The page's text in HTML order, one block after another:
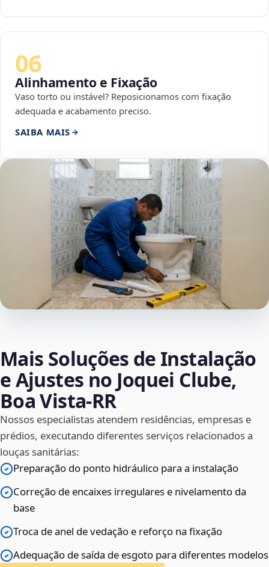
06
Alinhamento e Fixação
Vaso torto ou instável? Reposicionamos com fixação
adequada e acabamento preciso.
SAIBA MAIS
Mais Soluções de Instalação
e Ajustes no Joquei Clube,
Boa Vista‑RR
Nossos especialistas atendem residências, empresas e
prédios, executando diferentes serviços relacionados a
louças sanitárias:
Preparação do ponto hidráulico para a instalação
Correção de encaixes irregulares e nivelamento da
base
Troca de anel de vedação e reforço na fixação
Adequação de saída de esgoto para diferentes modelos